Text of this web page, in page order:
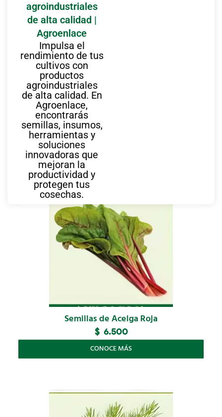
agroindustriales
de alta calidad |
Agroenlace
Impulsa el
rendimiento de tus
cultivos con
productos
agroindustriales
de alta calidad. En
Agroenlace,
encontrarás
semillas, insumos,
herramientas y
soluciones
innovadoras que
mejoran la
productividad y
protegen tus
cosechas.
También te puede interesar
Semillas de Acelga Roja
$ 6.500
CONOCE MÁS